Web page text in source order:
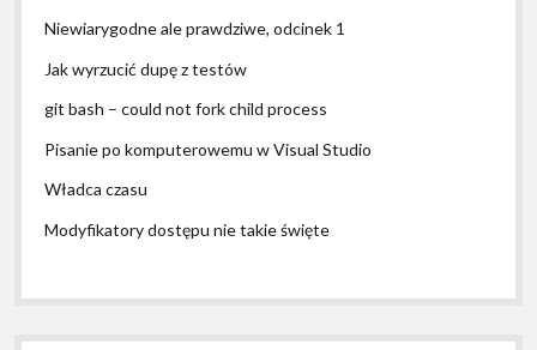
Niewiarygodne ale prawdziwe, odcinek 1
Jak wyrzucić dupę z testów
git bash – could not fork child process
Pisanie po komputerowemu w Visual Studio
Władca czasu
Modyfikatory dostępu nie takie święte